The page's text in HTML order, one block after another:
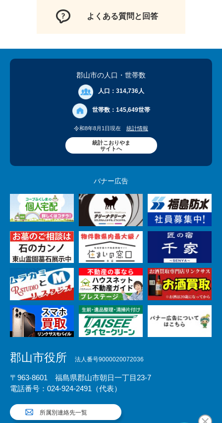
よくある質問と回答
郡山市の人口 ・世帯数
人口： 314,736人
世帯数： 145,649世帯
令和8年8月1日現在 統計情報
統計こおりやま
サイトへ
バナー広告
郡山市役所 法人番号9000020072036
〒963-8601 福島県郡山市朝日一丁目23-7
電話番号：024-924-2491（代表）
所属別連絡先一覧